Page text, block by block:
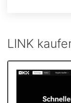
LINK